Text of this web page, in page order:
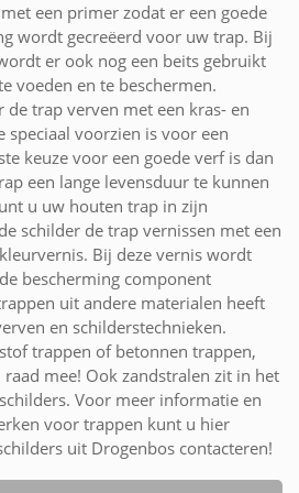
een primer zodat er een goede
wordt gecreëerd voor uw trap. Bij
er ook nog een beits gebruikt
voeden en te beschermen.
de trap verven met een kras- en
speciaal voorzien is voor een
keuze voor een goede verf is dan
een lange levensduur te kunnen
u uw houten trap in zijn
schilder de trap vernissen met een
Bij deze vernis wordt
bescherming component
uit andere materialen heeft
en schilderstechnieken.
trappen of betonnen trappen,
mee! Ook zandstralen zit in het
Voor meer informatie en
voor trappen kunt u hier
uit Drogenbos contacteren!